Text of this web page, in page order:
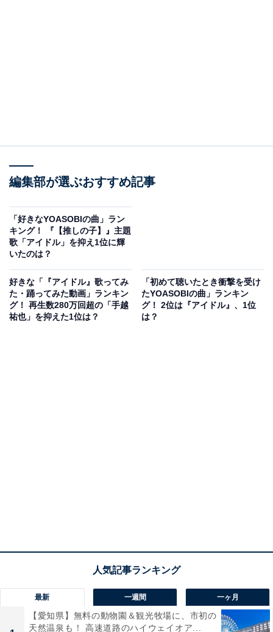
編集部が選ぶおすすめ記事
「好きなYOASOBIの曲」ラン
キング！ 『【推しの子】』主題
歌「アイドル」を抑え1位に輝
いたのは？
好きな「『アイドル』歌ってみ
た・踊ってみた動画」ランキン
グ！ 再生数280万回超の「手越
祐也」を抑えた1位は？
「初めて聴いたとき衝撃を受け
たYOASOBIの曲」ランキン
グ！ 2位は『アイドル』、1位
は？
最新 一週間 一ヶ月
【愛知県】無料の動物園＆観光牧場に、市初の
天然温泉も！ 高速道路のハイウェイオア...